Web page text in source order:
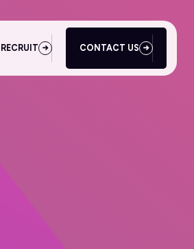
RECRUIT CONTACT US